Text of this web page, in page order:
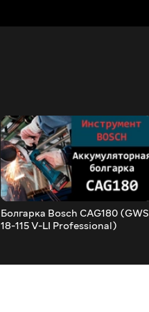
Болгарка Bosch CAG180 (GWS
18-115 V-LI Professional)